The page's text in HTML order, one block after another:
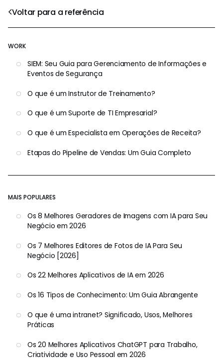
Voltar para a referência
WORK
SIEM: Seu Guia para Gerenciamento de Informações e
Eventos de Segurança
O que é um Instrutor de Treinamento?
O que é um Suporte de TI Empresarial?
O que é um Especialista em Operações de Receita?
Etapas do Pipeline de Vendas: Um Guia Completo
MAIS POPULARES
Os 8 Melhores Geradores de Imagens com IA para Seu
Negócio em 2026
Os 7 Melhores Editores de Fotos de IA Para Seu
Negócio [2026]
Os 22 Melhores Aplicativos de IA em 2026
Os 16 Tipos de Conhecimento: Um Guia Abrangente
O que é uma intranet? Significado, Usos, Melhores
Práticas
Os 20 Melhores Aplicativos ChatGPT para Trabalho,
Criatividade e Uso Pessoal em 2026